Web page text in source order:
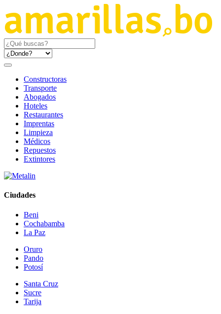
Constructoras
Transporte
Abogados
Hoteles
Restaurantes
Imprentas
Limpieza
Médicos
Repuestos
Extintores
Ciudades
Beni
Cochabamba
La Paz
Oruro
Pando
Potosí
Santa Cruz
Sucre
Tarija